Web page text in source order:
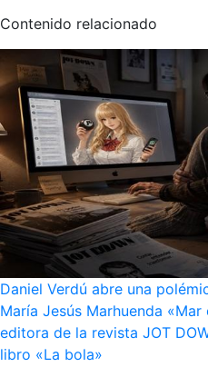
Contenido relacionado
Daniel Verdú abre una
María Jesús Marhuenda
editora de la revista JOT
libro «La bola»